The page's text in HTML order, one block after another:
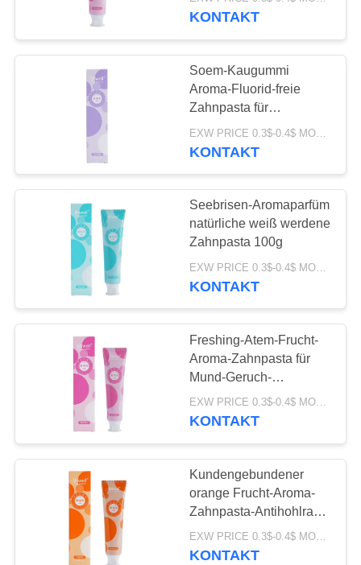
IN
VERBINDUNG
FORDERN
EIN
SEITENVERZEICHNIS
DATENSCHUTZ-
BESTIMMUNGEN
Zahnpasta
Aktivkohle-
Zahnpasta
Die Zahnpasta der
organische Kinder
Zahnweißungs-
Pulver
17
Zahnweißungs-100g
KONTAKT
Soem-Kaugummi
Aroma-Fluorid-freie
Zahnpasta für
empfindliche Zähne
KONTAKT
Seebrisen-Aromaparfüm
natürliche weiß werdene
Zahnpasta 100g
EXW PRICE 0.3$-0.4$ MOQ:500pcs-30000pcs
KONTAKT
Freshing-Atem-Frucht-
Aroma-Zahnpasta für
Mund-Geruch-
Zahnfleischerkrankung
EXW PRICE 0.3$-0.4$ MOQ:500pcs-30000pcs
KONTAKT
Kundengebundener
orange Frucht-Aroma-
Zahnpasta-Antihohlraum
Freshing-Atem
EXW PRICE 0.3$-0.4$ MOQ:500pcs-30000pcs
KONTAKT